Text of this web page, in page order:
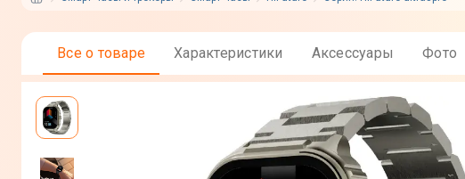
Все о товаре Характеристики Аксессуары Фото